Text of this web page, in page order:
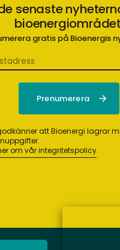
senaste
gratis på Bioenergis
att Bioenergi lagrar
om vår integritetspolicy